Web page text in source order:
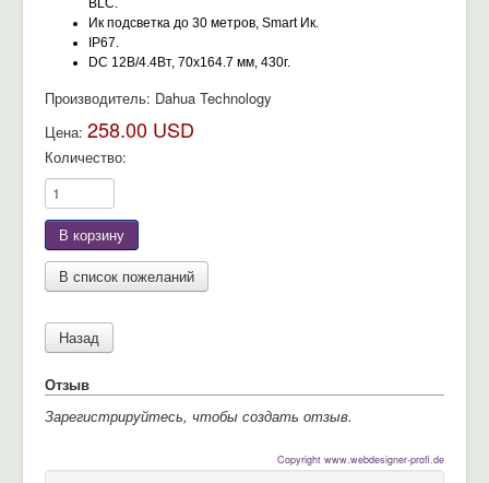
BLC.
Ик подсветка до 30 метров, Smart Ик.
IP67.
DC 12В/4.4Вт, 70x164.7 мм, 430г.
Производитель: Dahua Technology
Цена: 258.00 USD
Количество:
Отзыв
Зарегистрируйтесь, чтобы создать отзыв.
Copyright www.webdesigner-profi.de